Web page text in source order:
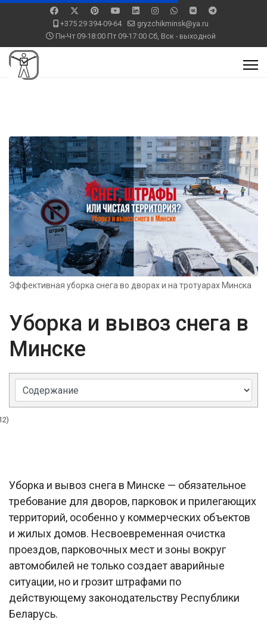
+375 29 394-09-64
gryzchikminsk@ya.ru
Пн-Чт 09-18:00 Пт 09-17:00 Сб, Вск - выходной
Эффективная уборка снега во дворах и на тротуарах Минска
Уборка и вывоз снега в
Минске
Уборка и вывоз снега в Минске — обязательное
требование для дворов, парковок и прилегающих
территорий, особенно у коммерческих объектов
и жилых домов. Несвоевременная очистка
проездов, парковочных мест и зоны вокруг
автомобилей не только создает аварийные
ситуации, но и грозит штрафами по
действующему законодательству Республики
Беларусь.​